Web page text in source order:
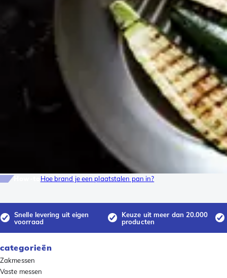
Hoe brand je een plaatstalen pan in?
Snelle levering uit eigen
voorraad
Keuze uit meer dan 20.000
producten
categorieën
Zakmessen
Vaste messen